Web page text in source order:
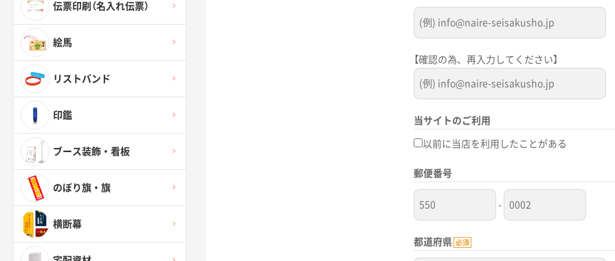
伝票印刷（名入れ伝票）
絵馬
リストバンド
印鑑
ブース装飾・看板
のぼり旗・旗
横断幕
【確認の為、再入力してください】
当サイトのご利用
以前に当店を利用したことがある
郵便番号
-
都道府県 必須